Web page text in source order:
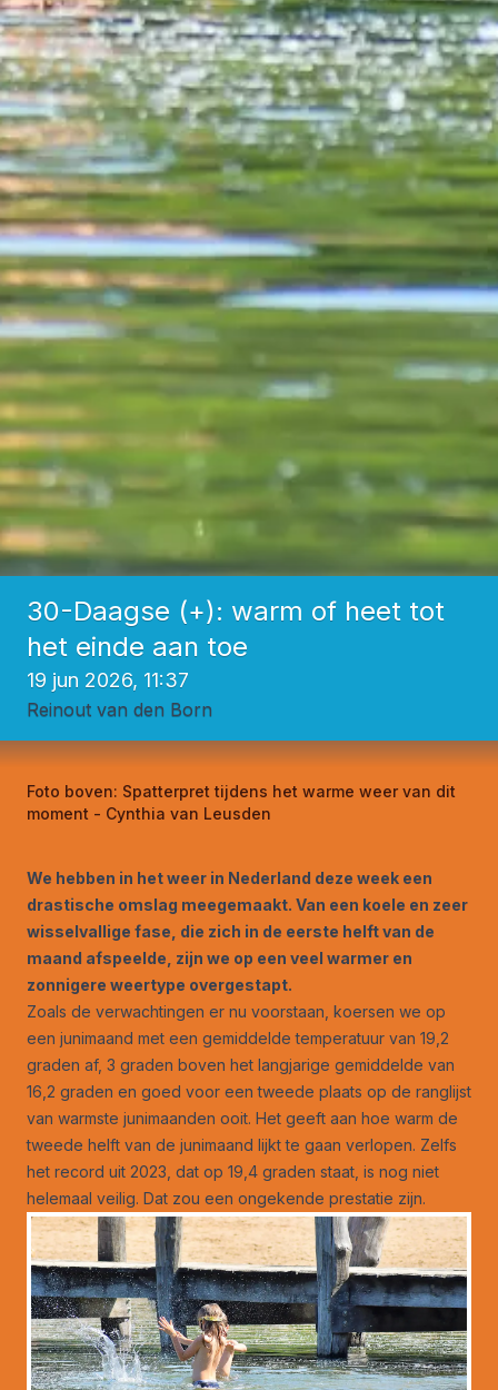
30-Daagse (+): warm of heet tot
het einde aan toe
19 jun 2026, 11:37
Reinout van den Born
Foto boven: Spatterpret tijdens het warme weer van dit
moment - Cynthia van Leusden
We hebben in het weer in Nederland deze week een
drastische omslag meegemaakt. Van een koele en zeer
wisselvallige fase, die zich in de eerste helft van de
maand afspeelde, zijn we op een veel warmer en
zonnigere weertype overgestapt.
Zoals de verwachtingen er nu voorstaan, koersen we op
een junimaand met een gemiddelde temperatuur van 19,2
graden af, 3 graden boven het langjarige gemiddelde van
16,2 graden en goed voor een tweede plaats op de ranglijst
van warmste junimaanden ooit. Het geeft aan hoe warm de
tweede helft van de junimaand lijkt te gaan verlopen. Zelfs
het record uit 2023, dat op 19,4 graden staat, is nog niet
helemaal veilig. Dat zou een ongekende prestatie zijn.